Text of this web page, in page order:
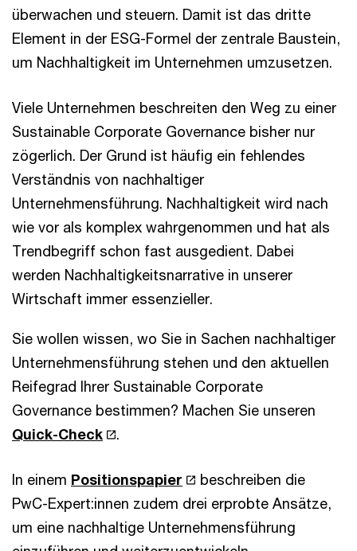
überwachen und steuern. Damit ist das dritte
Element in der ESG-Formel der zentrale Baustein,
um Nachhaltigkeit im Unternehmen umzusetzen.
Viele Unternehmen beschreiten den Weg zu einer
Sustainable Corporate Governance bisher nur
zögerlich. Der Grund ist häufig ein fehlendes
Verständnis von nachhaltiger
Unternehmensführung. Nachhaltigkeit wird nach
wie vor als komplex wahrgenommen und hat als
Trendbegriff schon fast ausgedient. Dabei
werden Nachhaltigkeitsnarrative in unserer
Wirtschaft immer essenzieller.
Sie wollen wissen, wo Sie in Sachen nachhaltiger
Unternehmensführung stehen und den aktuellen
Reifegrad Ihrer Sustainable Corporate
Governance bestimmen? Machen Sie unseren
Quick-Check
.
In einem Positionspapier
beschreiben die
PwC-Expert:innen zudem drei erprobte Ansätze,
um eine nachhaltige Unternehmensführung